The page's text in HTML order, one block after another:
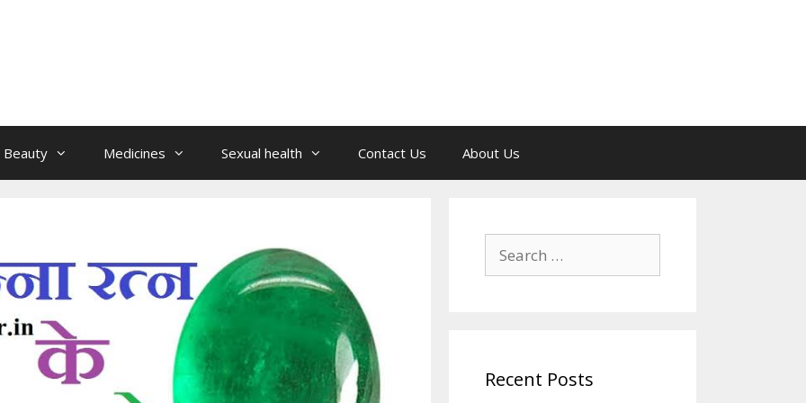
Beauty Medicines Sexual health Contact Us About Us
for:
Recent Posts